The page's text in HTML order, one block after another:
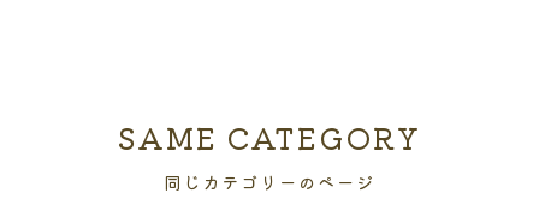
同じカテゴリーのページ
SAME CATEGORY